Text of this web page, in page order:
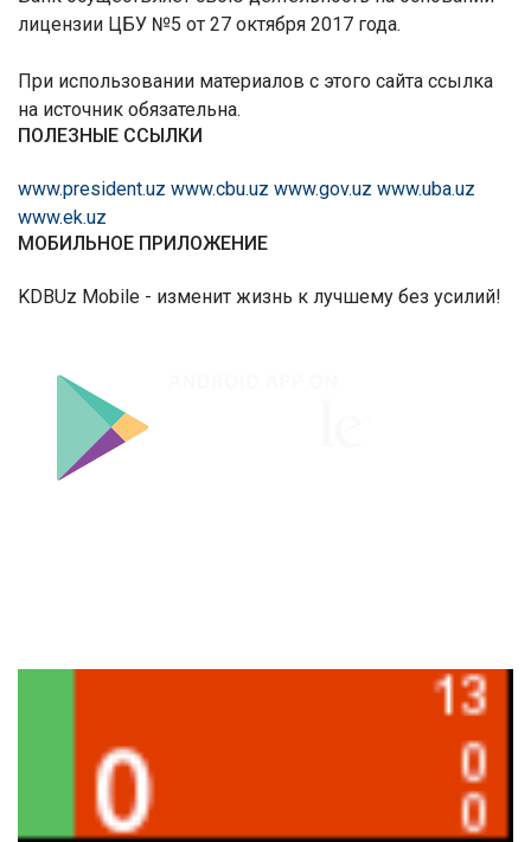
лицензии ЦБУ №5 от 27 октября 2017 года.
При использовании материалов с этого сайта ссылка
на источник обязательна.
ПОЛЕЗНЫЕ ССЫЛКИ
www.president.uz www.cbu.uz www.gov.uz www.uba.uz
www.ek.uz
МОБИЛЬНОЕ ПРИЛОЖЕНИЕ
KDBUz Mobile - изменит жизнь к лучшему без усилий!